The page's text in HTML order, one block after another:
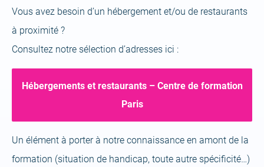
Vous avez besoin d’un hébergement et/ou de restaurants
à proximité ?
Consultez notre sélection d’adresses ici :
Hébergements et restaurants – Centre de formation
Paris
Un élément à porter à notre connaissance en amont de la
formation (situation de handicap, toute autre spécificité…)